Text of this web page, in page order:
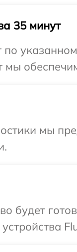
35 минут
мы
будет